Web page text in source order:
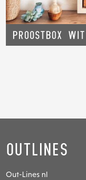
Proostbox Wit
Outlines
Out-Lines nl